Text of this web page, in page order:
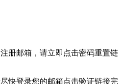
册邮箱，请立即点击密码重置链
快登录您的邮箱点击验证链接完